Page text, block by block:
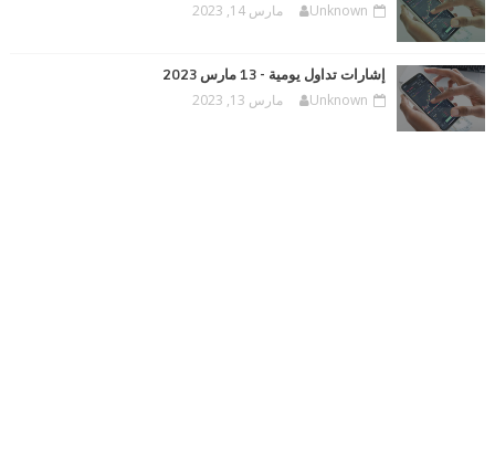
Unknown مارس 14, 2023
إشارات تداول يومية - 13 مارس 2023
Unknown مارس 13, 2023